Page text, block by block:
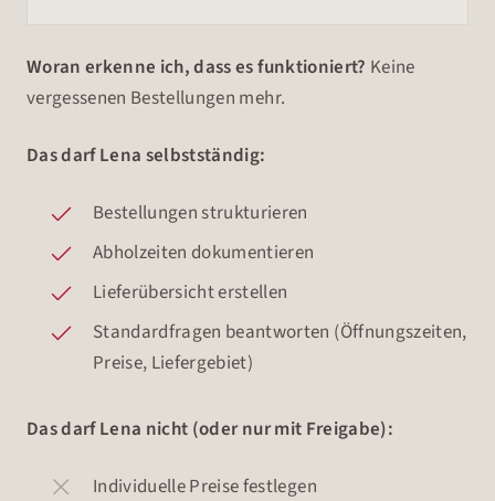
Woran erkenne ich, dass es funktioniert? Keine
vergessenen Bestellungen mehr.
Das darf Lena selbstständig:
Bestellungen strukturieren
Abholzeiten dokumentieren
Lieferübersicht erstellen
Standardfragen beantworten (Öffnungszeiten,
Preise, Liefergebiet)
Das darf Lena nicht (oder nur mit Freigabe):
Individuelle Preise festlegen